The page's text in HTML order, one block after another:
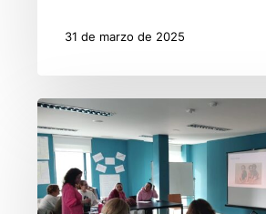
31 de marzo de 2025
Descubriendo
talentos